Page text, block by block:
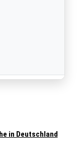
in Deutschland